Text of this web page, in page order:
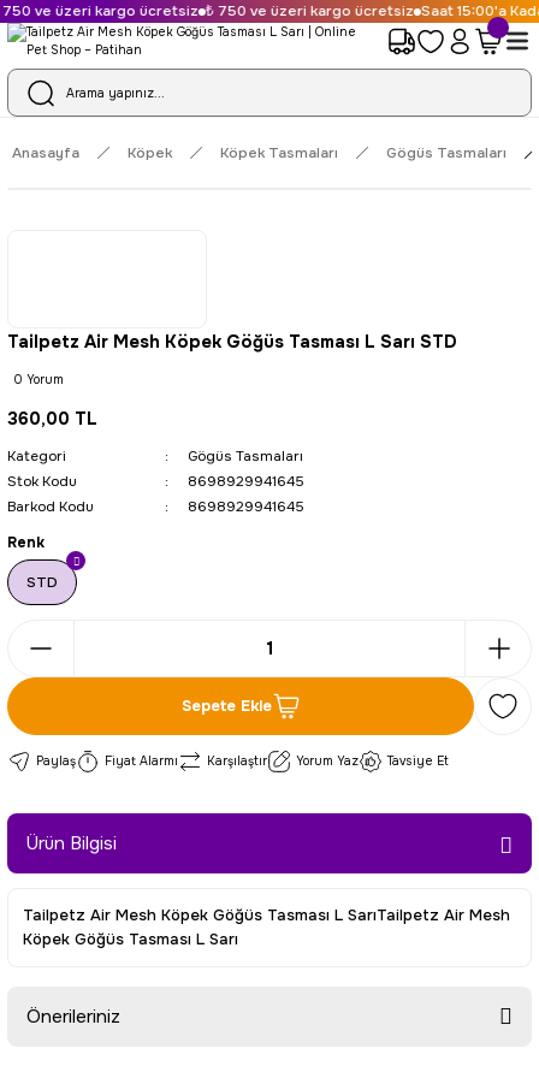
ve üzeri kargo ücretsiz ₺ 750 ve üzeri kargo ücretsiz Saat 15:00'a
Anasayfa Köpek Köpek Tasmaları Gögüs Tasmaları
Tailpetz Air Mesh Köpek Göğüs Tasması L Sarı STD
0 Yorum
360,00 TL
Kategori
Gögüs Tasmaları
Stok Kodu
8698929941645
Barkod Kodu
8698929941645
Renk
STD
Sepete Ekle
Paylaş Fiyat Alarmı Karşılaştır Yorum Yaz Tavsiye Et
Ürün Bilgisi
Tailpetz Air Mesh Köpek Göğüs Tasması L SarıTailpetz Air Mesh
Köpek Göğüs Tasması L Sarı
Önerileriniz